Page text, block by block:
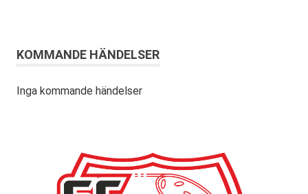
KOMMANDE HÄNDELSER
Inga kommande händelser